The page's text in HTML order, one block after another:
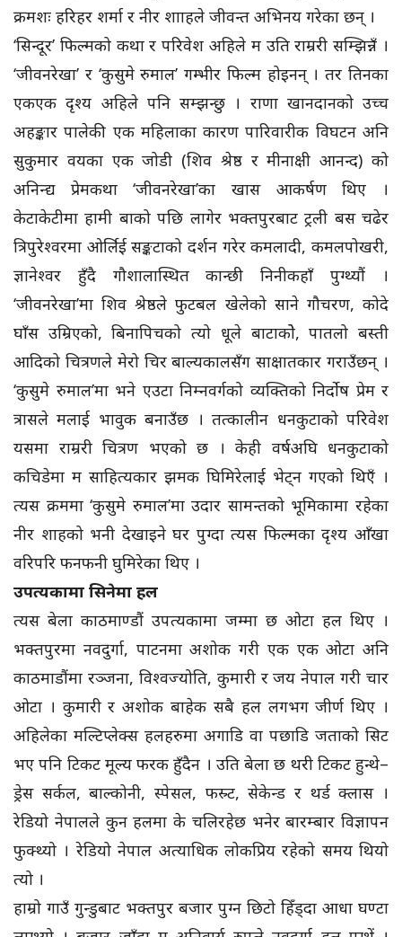
क्रमशः हरिहर शर्मा र नीर शााहले जीवन्त अभिनय गरेका छन् ।
‘सिन्दूर’ फिल्मको कथा र परिवेश अहिले म उति राम्ररी सम्झिन्नँ ।
‘जीवनरेखा’ र ‘कुसुमे रुमाल’ गम्भीर फिल्म होइनन् । तर तिनका
एकएक दृश्य अहिले पनि सम्झन्छु । राणा खानदानको उच्च
अहङ्कार पालेकी एक महिलाका कारण पारिवारीक विघटन अनि
सुकुमार वयका एक जोडी (शिव श्रेष्ठ र मीनाक्षी आनन्द) को
अनिन्द्य प्रेमकथा ‘जीवनरेखा’का खास आकर्षण थिए ।
केटाकेटीमा हामी बाको पछि लागेर भक्तपुरबाट ट्रली बस चढेर
त्रिपुरेश्वरमा ओर्लिई सङ्कटाको दर्शन गरेर कमलादी, कमलपोखरी,
ज्ञानेश्वर हुँदै गौशालास्थित कान्छी निनीकहाँ पुग्थ्यौं ।
‘जीवनरेखा’मा शिव श्रेष्ठले फुटबल खेलेको साने गौचरण, कोदे
घाँस उम्रिएको, बिनापिचको त्यो धूले बाटाकोे, पातलो बस्ती
आदिको चित्रणले मेरो चिर बाल्यकालसँग साक्षातकार गराउँछन् ।
‘कुसुमे रुमाल’मा भने एउटा निम्नवर्गको व्यक्तिको निर्दोष प्रेम र
त्रासले मलाई भावुक बनाउँछ । तत्कालीन धनकुटाको परिवेश
यसमा राम्ररी चित्रण भएको छ । केही वर्षअघि धनकुटाको
कचिडेमा म साहित्यकार झमक घिमिरेलाई भेट्न गएको थिएँ ।
त्यस क्रममा ‘कुसुमे रुमाल’मा उदार सामन्तको भूमिकामा रहेका
नीर शाहको भनी देखाइने घर पुग्दा त्यस फिल्मका दृश्य आँखा
वरिपरि फनफनी घुमिरेका थिए ।
उपत्यकामा सिनेमा हल
त्यस बेला काठमाण्डौं उपत्यकामा जम्मा छ ओटा हल थिए ।
भक्तपुरमा नवदुर्गा, पाटनमा अशोक गरी एक एक ओटा अनि
काठमाडौंमा रञ्जना, विश्वज्योति, कुमारी र जय नेपाल गरी चार
ओटा । कुमारी र अशोक बाहेक सबै हल लगभग जीर्ण थिए ।
अहिलेका मल्टिप्लेक्स हलहरुमा अगाडि वा पछाडि जताको सिट
भए पनि टिकट मूल्य फरक हुँदैन । उति बेला छ थरी टिकट हुन्थे–
ड्रेस सर्कल, बाल्कोनी, स्पेसल, फस्र्ट, सेकेन्ड र थर्ड क्लास ।
रेडियो नेपालले कुन हलमा के चलिरहेछ भनेर बारम्बार विज्ञापन
फुक्थ्यो । रेडियो नेपाल अत्याधिक लोकप्रिय रहेको समय थियो
त्यो ।
हाम्रो गाउँ गुन्डुबाट भक्तपुर बजार पुग्न छिटो हिँड्दा आधा घण्टा